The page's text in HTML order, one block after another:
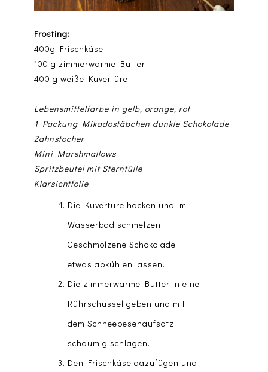
Frosting:
400g Frischkäse
100 g zimmerwarme Butter
400 g weiße Kuvertüre
Lebensmittelfarbe in gelb, orange, rot
1 Packung Mikadostäbchen dunkle Schokolade
Zahnstocher
Mini Marshmallows
Spritzbeutel mit Sterntülle
Klarsichtfolie
Die Kuvertüre hacken und im
Wasserbad schmelzen.
Geschmolzene Schokolade
etwas abkühlen lassen.
Die zimmerwarme Butter in eine
Rührschüssel geben und mit
dem Schneebesenaufsatz
schaumig schlagen.
Den Frischkäse dazufügen und